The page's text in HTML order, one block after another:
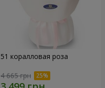
51 коралловая роза
4 665 грн